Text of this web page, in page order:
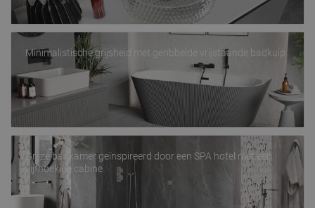
Minimalistische grijsheid met geribbelde vrijstaande badkuip
Grijze badkamer geïnspireerd door een SPA hotel met een
vijfhoekige cabine